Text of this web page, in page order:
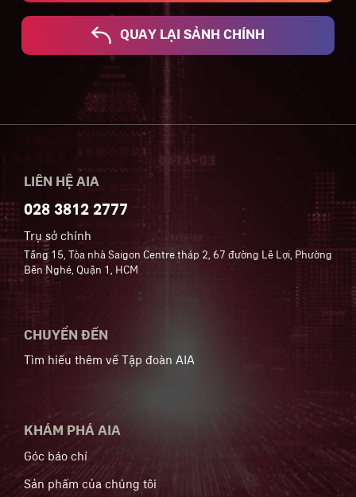
QUAY LẠI SẢNH CHÍNH
LIÊN HỆ AIA
028 3812 2777
Trụ sở chính
Tầng 15, Tòa nhà Saigon Centre tháp 2, 67 đường Lê Lợi, Phường
Bến Nghé, Quận 1, HCM
CHUYỂN ĐẾN
Tìm hiểu thêm về Tập đoàn AIA
KHÁM PHÁ AIA
Góc báo chí
Sản phẩm của chúng tôi